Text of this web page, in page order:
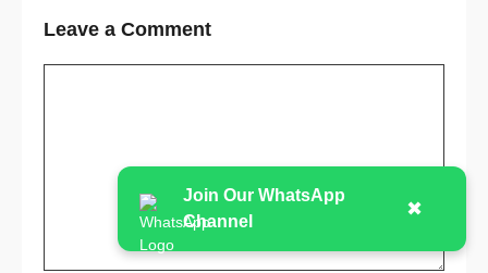
Leave a Comment
Join Our WhatsApp
Channel
✖